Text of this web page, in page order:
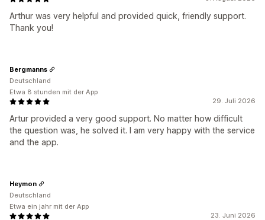
Arthur was very helpful and provided quick, friendly support.
Thank you!
29. Juli 2026
Artur provided a very good support. No matter how difficult
the question was, he solved it. I am very happy with the service
and the app.
Bergmanns
Deutschland
Etwa 8 stunden mit der App
23. Juni 2026
Heymon
Deutschland
Etwa ein jahr mit der App